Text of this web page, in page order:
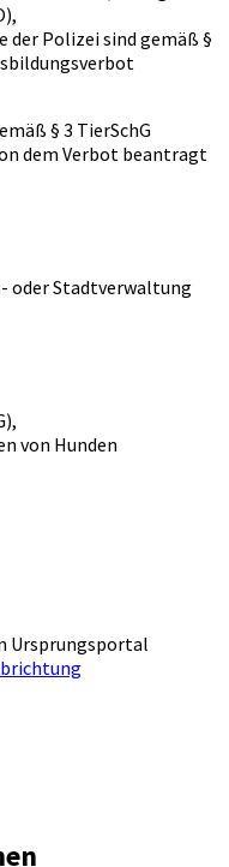
der Polizei sind gemäß §
§ 3 TierSchG
dem Verbot beantragt
oder Stadtverwaltung
von Hunden
Ursprungsportal